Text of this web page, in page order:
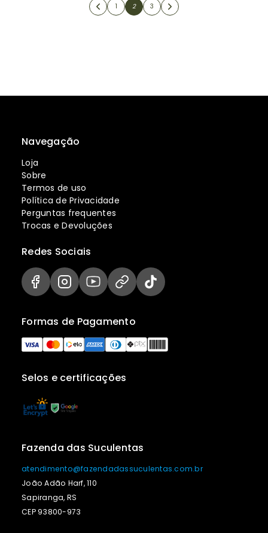
1 2 3
Navegação
Loja
Sobre
Termos de uso
Política de Privacidade
Perguntas frequentes
Trocas e Devoluções
Selos e certificações
Formas de Pagamento
Redes Sociais
Fazenda das Suculentas
atendimento@fazendadassuculentas.com.br
João Adão Harf, 110
Sapiranga, RS
CEP 93800-973